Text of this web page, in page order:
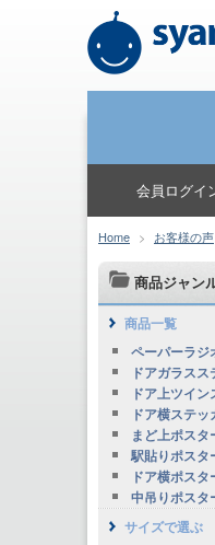
会員ログイ
Home > お客様の声
商品ジャン
商品一覧
ペーパーラジ
ドアガラス
ドア上ツイ
ドア横ステッ
まど上ポスタ
駅貼りポスタ
ドア横ポスタ
中吊りポスタ
サイズで選ぶ